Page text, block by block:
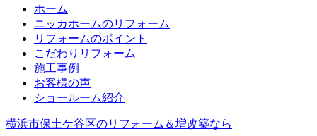
ホーム
ニッカホームのリフォーム
リフォームのポイント
こだわりリフォーム
施工事例
お客様の声
ショールーム紹介
横浜市保土ケ谷区のリフォーム＆増改築なら